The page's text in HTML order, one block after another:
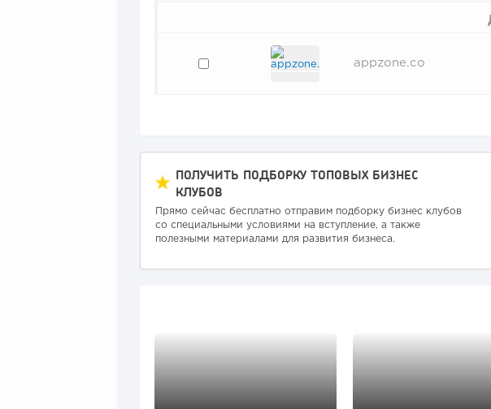
appzone.co
ПОЛУЧИТЬ ПОДБОРКУ ТОПОВЫХ БИЗНЕС
КЛУБОВ
Прямо сейчас бесплатно отправим подборку бизнес клубов
со специальными условиями на вступление, а также
полезными материалами для развития бизнеса.